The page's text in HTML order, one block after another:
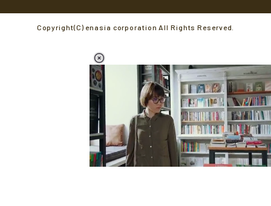
L
Copyright(C) enasia corporation All Rights Reserved.